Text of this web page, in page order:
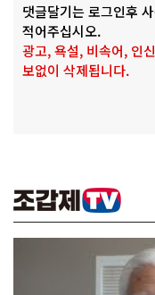
댓글달기는 로그인후
적어주십시오.
광고, 욕설, 비속어, 인
보없이 삭제됩니다.